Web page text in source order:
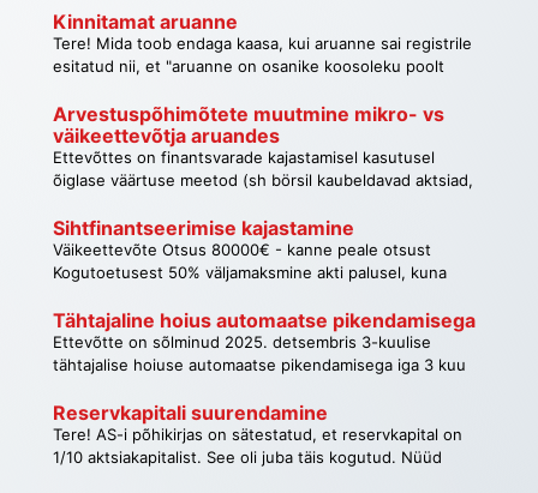
kes seal mängivad ja tasuvad liikmemaksu. Tänan!
Kinnitamat aruanne
Tere! Mida toob endaga kaasa, kui aruanne sai registrile
esitatud nii, et "aruanne on osanike koosoleku poolt
Arvestuspõhimõtete muutmine mikro- vs
väikeettevõtja aruandes
Ettevõttes on finantsvarade kajastamisel kasutusel
õiglase väärtuse meetod (sh börsil kaubeldavad aktsiad,
esitas varasemalt väikeettevõtte aruande ja siis oli kõik
korras. Kui nüüd tahta esitada mikroettevõtte aruanne
(EV tingimused vastavad mikroettevõtjale), siis kas ja
varasid?
Sihtfinantseerimise kajastamine
Väikeettevõte Otsus 80000€ - kanne peale otsust
Kogutoetusest 50% väljamaksmine akti palusel, kuna
Variant B – netomeetod Vara võetud arvele
netosoetusmaksumuses (soetusmaksumus miinus
saadud toetus). nt,100 000-40000=60000, tingimused 2-
on kasutusse võetud) Tasuta saadud vara
soetusmaksumus on null. (10.4.1. Mittetulundusühingute
ja sihtasutuste raamatupidamine) Kuidas kajastada
Tähtajaline hoius automaatse pikendamisega
Ettevõtte on sõlminud 2025. detsembris 3-kuulise
tähtajalise hoiuse automaatse pikendamisega iga 3 kuu
peatada. Kas tähtajalist hoiust tuleb aastaaruandes
kajastada pikaajalise nõudena, avalikustades lisainfot lisas
"Nõuded ja ettemaksed"?
Reservkapitali suurendamine
Tere! AS-i põhikirjas on sätestatud, et reservkapital on
1/10 aktsiakapitalist. See oli juba täis kogutud. Nüüd